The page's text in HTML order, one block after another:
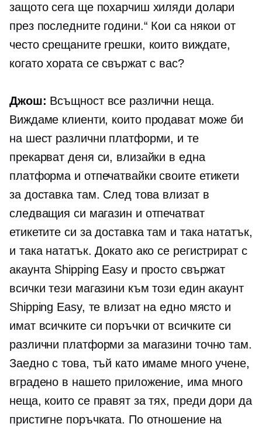
защото сега ще похарчиш хиляди долари
през последните години.“ Кои са някои от
често срещаните грешки, които виждате,
когато хората се свържат с вас?
Джош: Всъщност все различни неща.
Виждаме клиенти, които продават може би
на шест различни платформи, и те
прекарват деня си, влизайки в една
платформа и отпечатвайки своите етикети
за доставка там. След това влизат в
следващия си магазин и отпечатват
етикетите си за доставка там и така нататък,
и така нататък. Докато ако се регистрират с
акаунта Shipping Easy и просто свържат
всички тези магазини към този един акаунт
Shipping Easy, те влизат на едно място и
имат всичките си поръчки от всичките си
различни платформи за магазини точно там.
Заедно с това, тъй като имаме много учене,
вградено в нашето приложение, има много
неща, които се правят за тях, преди дори да
пристигне поръчката. По отношение на